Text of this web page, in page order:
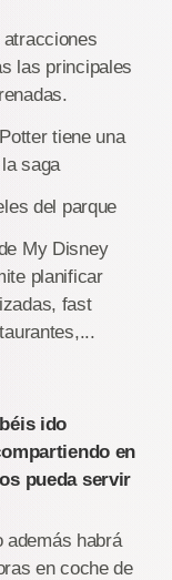
las principales
tiene una
saga
del parque
My Disney
planificar
fast
ido
en
pueda servir
además habrá
en coche de